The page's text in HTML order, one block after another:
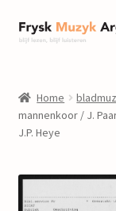
Ga
door
navigatie
Ga
naar
inhoud
informatie
Componisten
Home
mannenkoor / J.
J.P. Heye